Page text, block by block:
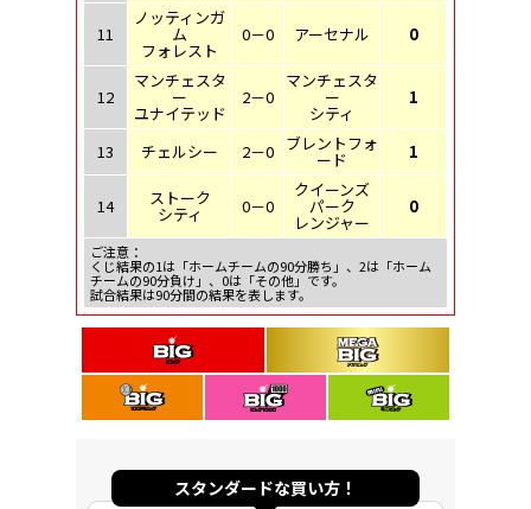
11
ノッティンガ
ム
フォレスト
0－0 アーセナル 0
12
マンチェスタ
ー
ユナイテッド
2－0
マンチェスタ
ー
シティ
1
13 チェルシー 2－0 ブレントフォ
ード 1
14 ストーク
シティ 0－0
クイーンズ
パーク
レンジャー
0
ご注意：
くじ結果の1は「ホームチームの90分勝ち」、2は「ホーム
チームの90分負け」、0は「その他」です。
試合結果は90分間の結果を表します。
スタンダードな買い方！